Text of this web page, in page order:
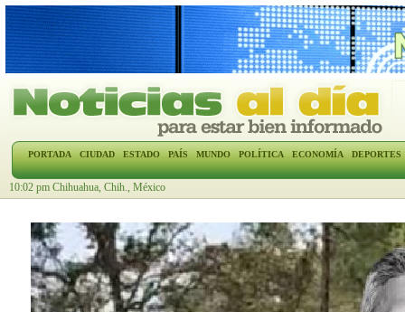
PORTADA CIUDAD ESTADO PAÍS MUNDO POLÍTICA ECONOMÍA DEPORTES
10:02 pm Chihuahua, Chih., México